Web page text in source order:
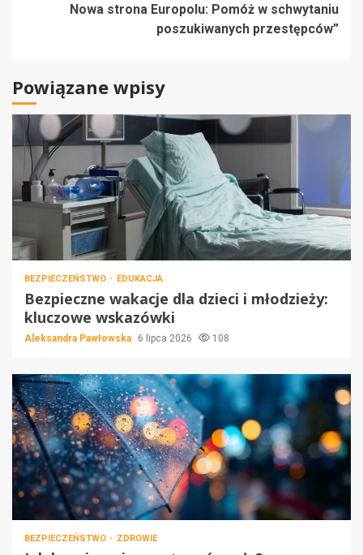
Nowa strona Europolu: Pomóż w schwytaniu
poszukiwanych przestępców”
Powiązane wpisy
BEZPIECZEŃSTWO EDUKACJA
Bezpieczne wakacje dla dzieci i młodzieży:
kluczowe wskazówki
Aleksandra Pawłowska 6 lipca 2026 108
BEZPIECZEŃSTWO ZDROWIE